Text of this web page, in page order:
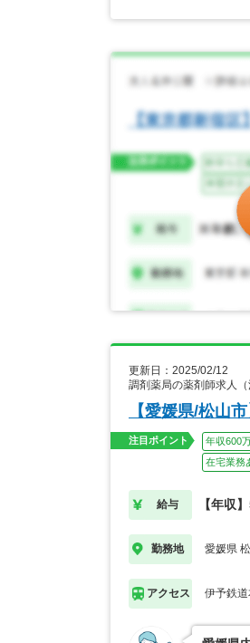
更新日：2025/02/12
調剤薬局の薬剤師求人
【愛媛県/松山
注目ポイント 年収600
在宅業務
給与 【年収
勤務地 愛媛県
アクセス 伊予鉄